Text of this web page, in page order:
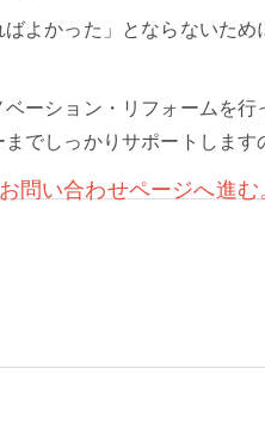
よかった」とならないた
ーション・リフォームを
でしっかりサポートします
お問い合わせページへ進む